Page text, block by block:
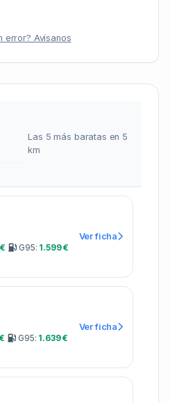
error? Avísanos
Las 5 más baratas en 5
km
G95: 1.599 €
Ver ficha
G95: 1.639 €
Ver ficha